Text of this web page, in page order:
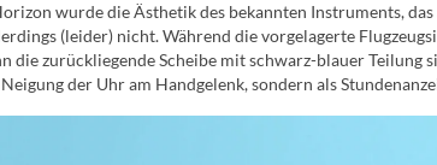
wurde die Ästhetik des bekannten Instruments,
(leider) nicht. Während die vorgelagerte
die zurückliegende Scheibe mit schwarz-blauer Teilung
der Uhr am Handgelenk, sondern als